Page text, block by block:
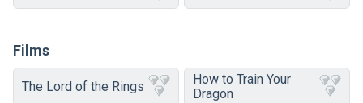
Films
The Lord of the Rings
How to Train Your
Dragon